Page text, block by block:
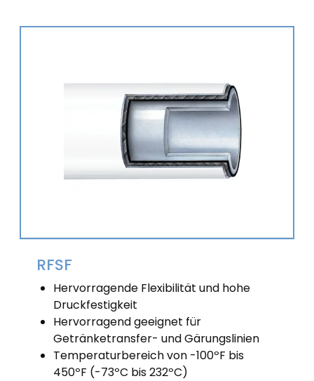
RFSF
Hervorragende Flexibilität und hohe
Druckfestigkeit
Hervorragend geeignet für
Getränketransfer- und Gärungslinien
Temperaturbereich von -100ºF bis
450ºF (-73ºC bis 232ºC)